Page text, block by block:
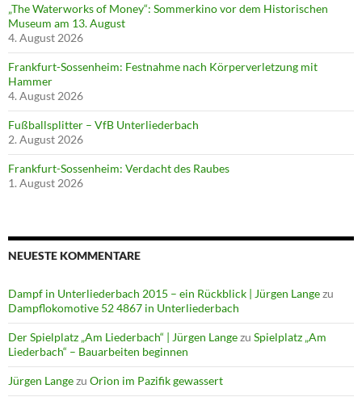
„The Waterworks of Money“: Sommerkino vor dem Historischen
Museum am 13. August
4. August 2026
Frankfurt-Sossenheim: Festnahme nach Körperverletzung mit
Hammer
4. August 2026
Fußballsplitter – VfB Unterliederbach
2. August 2026
Frankfurt-Sossenheim: Verdacht des Raubes
1. August 2026
NEUESTE KOMMENTARE
Dampf in Unterliederbach 2015 – ein Rückblick | Jürgen Langezu
Dampflokomotive 52 4867 in Unterliederbach
Der Spielplatz „Am Liederbach“ | Jürgen Langezu Spielplatz „Am
Liederbach“ – Bauarbeiten beginnen
Jürgen Langezu Orion im Pazifik gewassert